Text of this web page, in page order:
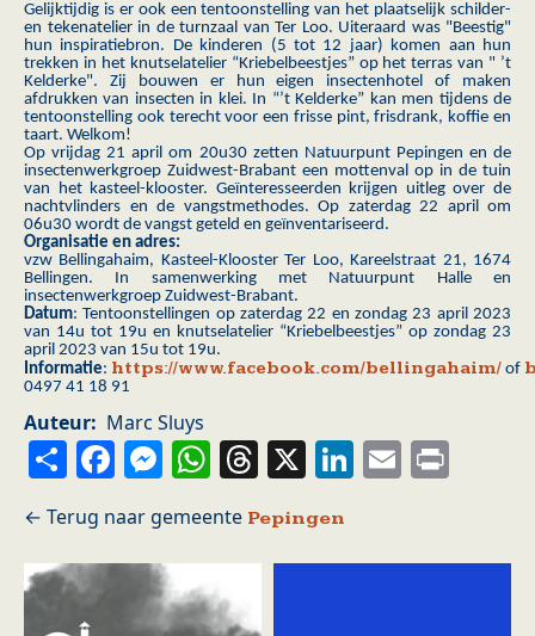
Gelijktijdig is er ook een tentoonstelling van het plaatselijk schilder-
en tekenatelier in de turnzaal van Ter Loo. Uiteraard was "Beestig"
hun inspiratiebron. De kinderen (5 tot 12 jaar) komen aan hun
trekken in het knutselatelier “Kriebelbeestjes” op het terras van " ’t
Kelderke". Zij bouwen er hun eigen insectenhotel of maken
afdrukken van insecten in klei. In “’t Kelderke” kan men tijdens de
tentoonstelling ook terecht voor een frisse pint, frisdrank, koffie en
taart. Welkom!
Op vrijdag 21 april om 20u30 zetten Natuurpunt Pepingen en de
insectenwerkgroep Zuidwest-Brabant een mottenval op in de tuin
van het kasteel-klooster. Geïnteresseerden krijgen uitleg over de
nachtvlinders en de vangstmethodes. Op zaterdag 22 april om
06u30 wordt de vangst geteld en geïnventariseerd.
Organisatie en adres:
vzw Bellingahaim, Kasteel-Klooster Ter Loo, Kareelstraat 21, 1674
Bellingen. In samenwerking met Natuurpunt Halle en
insectenwerkgroep Zuidwest-Brabant.
Datum: Tentoonstellingen op zaterdag 22 en zondag 23 april 2023
van 14u tot 19u en knutselatelier “Kriebelbeestjes” op zondag 23
april 2023 van 15u tot 19u.
Informatie: https://www.facebook.com/bellingahaim/ of
0497 41 18 91
Auteur Marc Sluys
ShareFacebook
Messenger
WhatsApp
Threads
X LinkedIn
Email
Pepingen